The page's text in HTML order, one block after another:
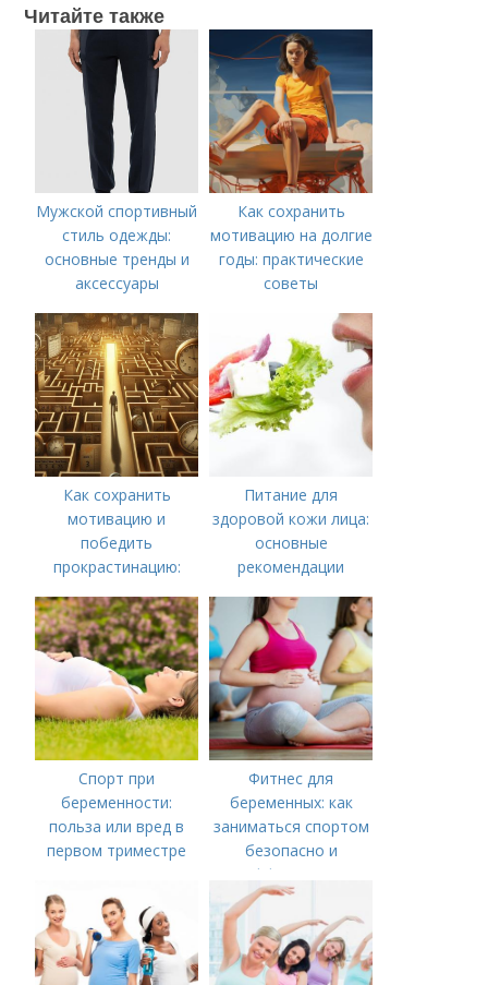
Читайте также
Мужской спортивный
стиль одежды:
основные тренды и
аксессуары
Как сохранить
мотивацию на долгие
годы: практические
советы
Как сохранить
мотивацию и
победить
прокрастинацию:
Питание для
здоровой кожи лица:
основные
рекомендации
Спорт при
беременности:
польза или вред в
первом триместре
Фитнес для
беременных: как
заниматься спортом
безопасно и
эффективно